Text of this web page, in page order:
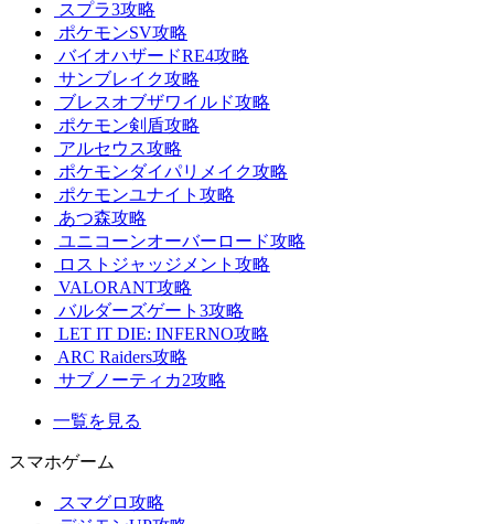
スプラ3攻略
ポケモンSV攻略
バイオハザードRE4攻略
サンブレイク攻略
ブレスオブザワイルド攻略
ポケモン剣盾攻略
アルセウス攻略
ポケモンダイパリメイク攻略
ポケモンユナイト攻略
あつ森攻略
ユニコーンオーバーロード攻略
ロストジャッジメント攻略
VALORANT攻略
バルダーズゲート3攻略
LET IT DIE: INFERNO攻略
ARC Raiders攻略
サブノーティカ2攻略
一覧を見る
スマホゲーム
スマグロ攻略